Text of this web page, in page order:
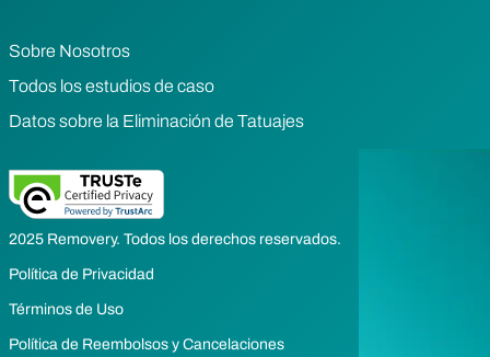
Sobre Nosotros
Todos los estudios de caso
Datos sobre la Eliminación de Tatuajes
2025 Removery. Todos los derechos reservados.
Política de Privacidad
Términos de Uso
Política de Reembolsos y Cancelaciones